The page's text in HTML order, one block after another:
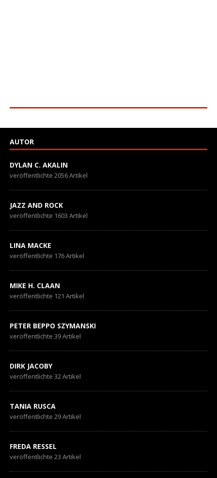
AUTOR
DYLAN C. AKALIN
veröffentlichte 2056 Artikel
JAZZ AND ROCK
veröffentlichte 1603 Artikel
LINA MACKE
veröffentlichte 176 Artikel
MIKE H. CLAAN
veröffentlichte 121 Artikel
PETER BEPPO SZYMANSKI
veröffentlichte 39 Artikel
DIRK JACOBY
veröffentlichte 32 Artikel
TANIA RUSCA
veröffentlichte 29 Artikel
FREDA RESSEL
veröffentlichte 23 Artikel